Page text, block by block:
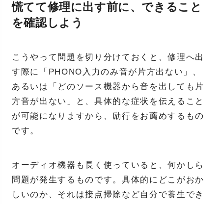
慌てて修理に出す前に、できること
を確認しよう
こうやって問題を切り分けておくと、修理へ出
す際に「PHONO入力のみ音が片方出ない」、
あるいは「どのソース機器から音を出しても片
方音が出ない」と、具体的な症状を伝えること
が可能になりますから、励行をお薦めするもの
です。
オーディオ機器も長く使っていると、何かしら
問題が発生するものです。具体的にどこがおか
しいのか、それは接点掃除など自分で養生でき